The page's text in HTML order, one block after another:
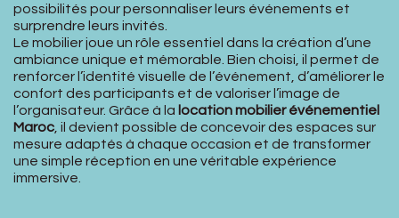
possibilités pour personnaliser leurs événements et
surprendre leurs invités.
Le mobilier joue un rôle essentiel dans la création d’une
ambiance unique et mémorable. Bien choisi, il permet de
renforcer l’identité visuelle de l’événement, d’améliorer le
confort des participants et de valoriser l’image de
l’organisateur. Grâce à la location mobilier événementiel
Maroc , il devient possible de concevoir des espaces sur
mesure adaptés à chaque occasion et de transformer
une simple réception en une véritable expérience
immersive.